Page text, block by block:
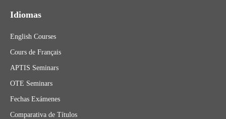
Idiomas
English Courses
Cours de Français
APTIS Seminars
OTE Seminars
Fechas Exámenes
Comparativa de Títulos